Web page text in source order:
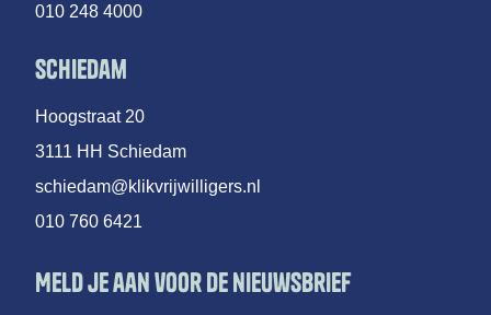
010 248 4000
Schiedam
Hoogstraat 20
3111 HH Schiedam
schiedam@klikvrijwilligers.nl
010 760 6421
Meld je aan voor de nieuwsbrief